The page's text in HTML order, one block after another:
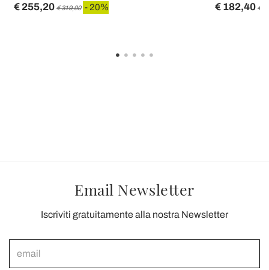
€ 255,20 € 319,00 - 20% € 182,40 €
Email Newsletter
Iscriviti gratuitamente alla nostra Newsletter